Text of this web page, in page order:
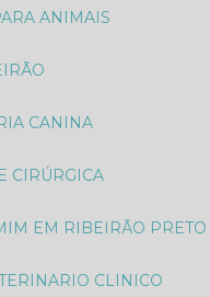
ANIMAIS
CANINA
CIRÚRGICA
EM RIBEIRÃO PRETO
CLINICO